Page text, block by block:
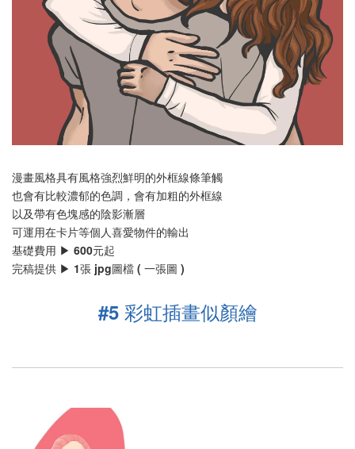
漫畫風格具有風格強烈鮮明的外框線條筆觸
也會有比較濃郁的色調，會有加粗的外框線
以及帶有色塊感的陰影漸層
可運用在卡片等個人喜愛物件的輸出
基礎費用 ▶ 600元起
完稿提供 ▶ 1張 jpg圖檔 ( 一張圖 )
#5 彩虹插畫似顏繪